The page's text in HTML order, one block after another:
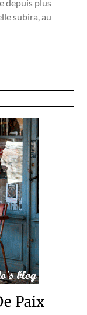
depuis plus
subira, au
Paix